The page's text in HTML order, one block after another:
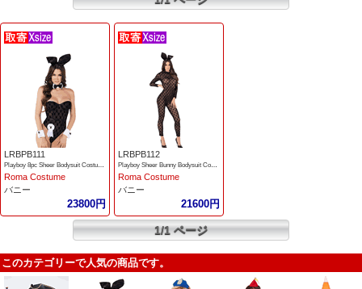
LRBPB111
Playboy 8pc Sheer Bodysuit Costume
Roma Costume
バニー
23800円
LRBPB112
Playboy Sheer Bunny Bodysuit Costume
Roma Costume
バニー
21600円
1/1 ページ
このカテゴリーで人気の商品です。